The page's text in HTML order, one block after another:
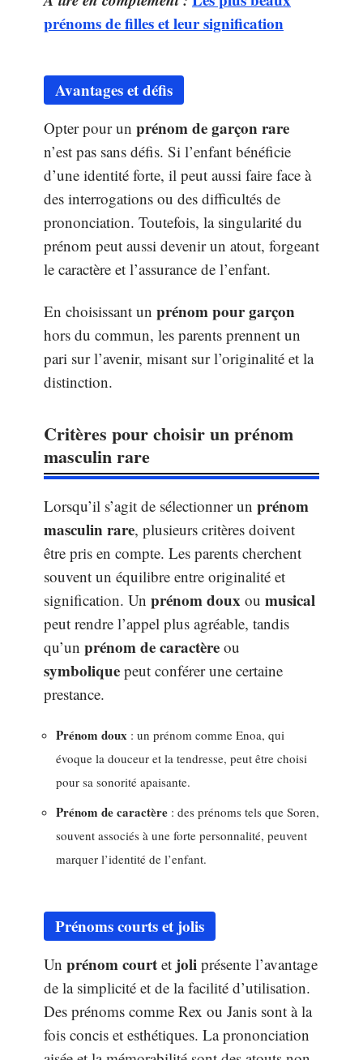
prénoms de filles et leur signification
Avantages et défis
Opter pour un prénom de garçon rare
n’est pas sans défis. Si l’enfant bénéficie
d’une identité forte, il peut aussi faire face à
des interrogations ou des difficultés de
prononciation. Toutefois, la singularité du
prénom peut aussi devenir un atout, forgeant
le caractère et l’assurance de l’enfant.
En choisissant un prénom pour garçon
hors du commun, les parents prennent un
pari sur l’avenir, misant sur l’originalité et la
distinction.
Critères pour choisir un prénom
masculin rare
Lorsqu’il s’agit de sélectionner un prénom
masculin rare, plusieurs critères doivent
être pris en compte. Les parents cherchent
souvent un équilibre entre originalité et
signification. Un prénom doux ou musical
peut rendre l’appel plus agréable, tandis
qu’un prénom de caractère ou
symbolique peut conférer une certaine
prestance.
Prénom doux : un prénom comme Enoa, qui
évoque la douceur et la tendresse, peut être choisi
pour sa sonorité apaisante.
Prénom de caractère : des prénoms tels que Soren,
souvent associés à une forte personnalité, peuvent
marquer l’identité de l’enfant.
Prénoms courts et jolis
Un prénom court et joli présente l’avantage
de la simplicité et de la facilité d’utilisation.
Des prénoms comme Rex ou Janis sont à la
fois concis et esthétiques. La prononciation